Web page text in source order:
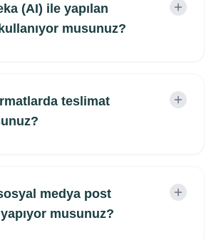
(AI) ile yapılan
musunuz?
teslimat
medya post
yapıyor musunuz?